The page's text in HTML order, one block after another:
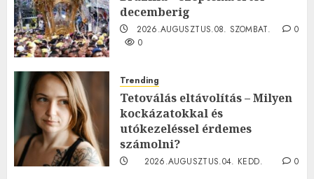
decemberig
2026.AUGUSZTUS.08. SZOMBAT.
0
0
Trending
Tetoválás eltávolítás – Milyen
kockázatokkal és
utókezeléssel érdemes
számolni?
2026.AUGUSZTUS.04. KEDD.
0